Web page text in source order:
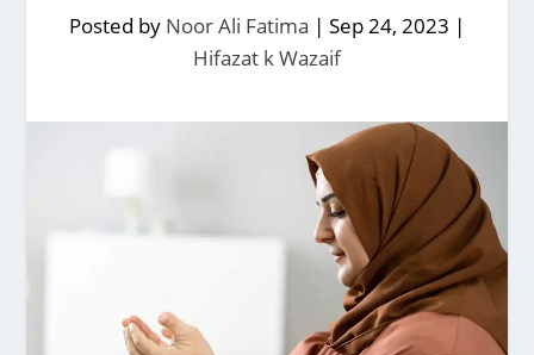
Posted by Noor Ali Fatima | Sep 24, 2023 |
Hifazat k Wazaif